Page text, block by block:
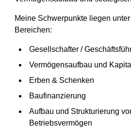
Meine Schwerpunkte liegen
Bereichen:
Gesellschafter /
Vermögensaufbau und
Erben & Schenken
Baufinanzierung
Aufbau und Strukturierung
Betriebsvermögen